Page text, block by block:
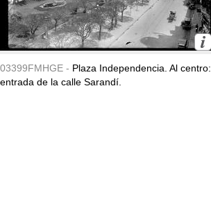
03399FMHGE - Plaza Independencia. Al centro:
entrada de la calle Sarandí.